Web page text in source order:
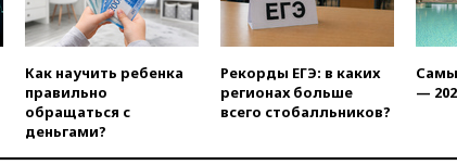
запустить
Вьетнама
12:36
рекордных
Как научить ребенка
правильно
обращаться с
деньгами?
Рекорды ЕГЭ: в каких
регионах больше
всего стобалльников?
—